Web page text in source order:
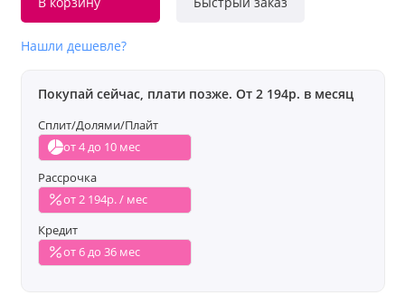
Нашли дешевле?
Покупай сейчас, плати позже. От 2 194р. в месяц
Сплит/Долями/Плайт
от 4 до 10 мес
Рассрочка
от 2 194р. / мес
Кредит
от 6 до 36 мес